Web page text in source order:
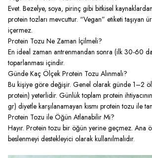
Evet. Bezelye, soya, pirinç gibi bitkisel
protein tozları mevcuttur. “Vegan” etiketi taşıyan
içermez.
Protein Tozu Ne Zaman İçilmeli?
En ideal zaman antrenmandan sonra (ilk 30-60
toparlanması içindir.
Günde Kaç Ölçek Protein Tozu Alınmalı?
Bu kişiye göre değişir. Genel olarak günde 1–2
protein) yeterlidir. Günlük toplam protein
gr) diyetle karşılanamayan kısmı protein tozu ile
Protein Tozu ile Öğün Atlanabilir Mi?
Hayır. Protein tozu bir öğün yerine geçmez. Ana
beslenmeyi destekleyici olarak kullanılmalıdır.